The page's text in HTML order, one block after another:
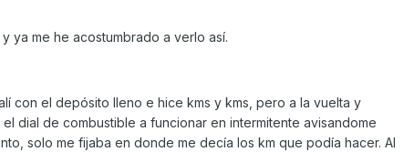
ya me he acostumbrado a verlo así.
con el depósito lleno e hice kms y kms, pero a la vuelta y
dial de combustible a funcionar en intermitente avisandome
solo me fijaba en donde me decía los km que podía hacer. Al